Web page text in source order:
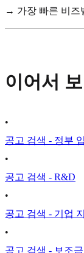
→ 가장 빠른 비즈
이어서
•
공고 검색 - 정부
•
공고 검색 - R&D
•
공고 검색 - 기업
•
공고 검색 - 보조